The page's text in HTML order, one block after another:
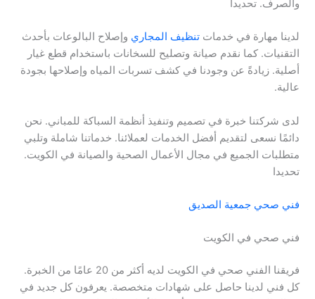
والصرف. تحديدا
لدينا مهارة في خدماتتنظيف المجاري وإصلاح البالوعات بأحدث
التقنيات. كما نقدم صيانة وتصليح للسخانات باستخدام قطع غيار
أصلية. زيادةً عن وجودنا في كشف تسربات المياه وإصلاحها بجودة
عالية.
لدى شركتنا خبرة في تصميم وتنفيذ أنظمة السباكة للمباني. نحن
دائمًا نسعى لتقديم أفضل الخدمات لعملائنا. خدماتنا شاملة وتلبي
متطلبات الجميع في مجال الأعمال الصحية والصيانة في الكويت.
تحديدا
فني صحي جمعية الصديق
فني صحي في الكويت
فريقنا الفني صحي في الكويت لديه أكثر من 20 عامًا من الخبرة.
كل فني لدينا حاصل على شهادات متخصصة. يعرفون كل جديد في